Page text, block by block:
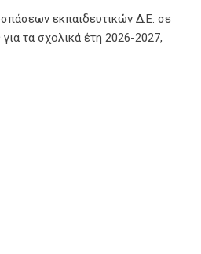
εκπαιδευτικών Δ.Ε. σε
τα σχολικά έτη 2026-2027,